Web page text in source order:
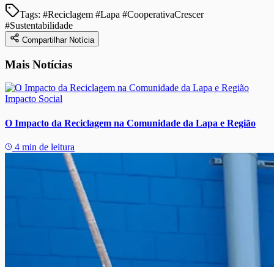
Tags: #Reciclagem #Lapa #CooperativaCrescer
#Sustentabilidade
Compartilhar Notícia
Mais Notícias
Impacto Social
O Impacto da Reciclagem na Comunidade da Lapa e Região
4 min de leitura